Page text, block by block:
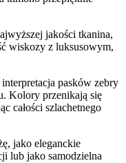
jakości tkanina,
wiskozy z luksusowym,
pasków zebry
Kolory przenikają się
całości szlachetnego
jako eleganckie
lub jako samodzielna